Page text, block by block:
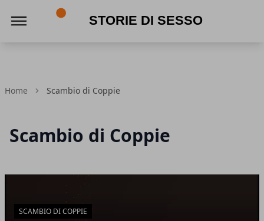
Home Scambio di Coppie
Scambio di Coppie
SCAMBIO DI COPPIE